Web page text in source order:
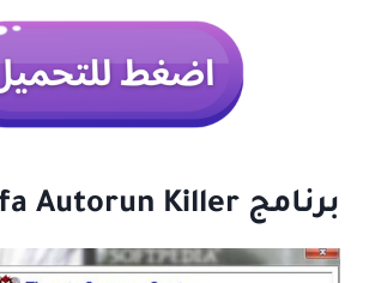
برنامج Alfa Autorun Killer